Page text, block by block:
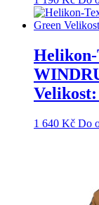
Velikost:
1 640 Kč Do